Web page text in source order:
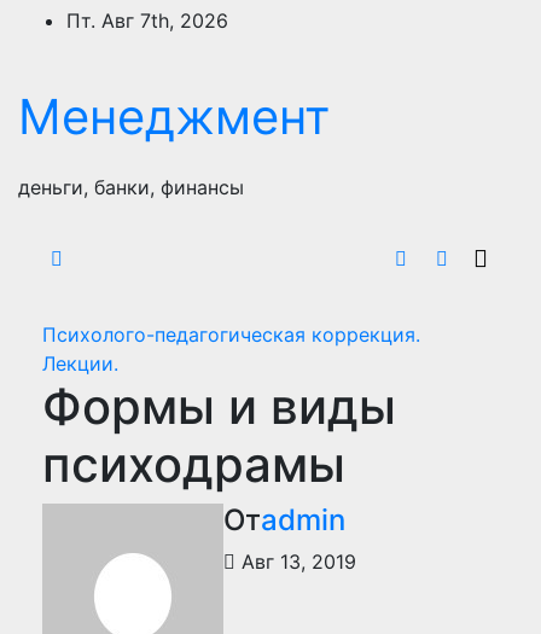
ПерейтиПт. Авг 7th, 2026
Менеджмент
деньги, банки, финансы
Психолого-педагогическая коррекция.
Лекции.
Формы и виды
психодрамы
Отadmin
Авг 13, 2019